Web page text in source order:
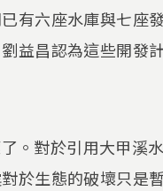
有六座水庫與七座
益昌認為這些開發
。對於引用大甲溪
於生態的破壞只是